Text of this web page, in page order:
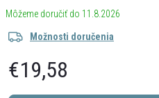
11.8.2026
Možnosti doručenia
€19,58